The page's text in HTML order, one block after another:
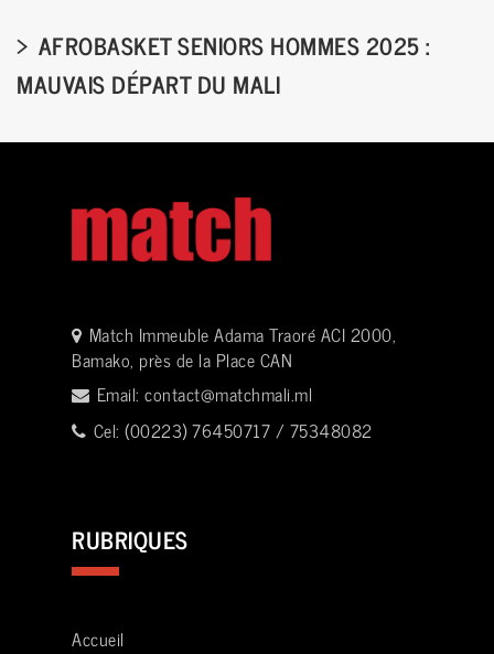
AFROBASKET SENIORS HOMMES 2025 :
MAUVAIS DÉPART DU MALI
Match Immeuble Adama Traoré ACI 2000,
Bamako, près de la Place CAN
Email: contact@matchmali.ml
Cel: (00223) 76450717 / 75348082
RUBRIQUES
Accueil